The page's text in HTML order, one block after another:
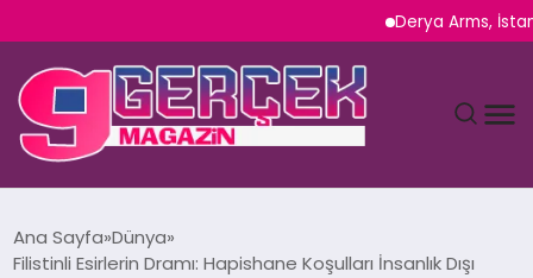
Derya Arms,
Ana Sayfa Dünya
Filistinli Esirlerin Dramı: Hapishane Koşulları İnsanlık Dışı